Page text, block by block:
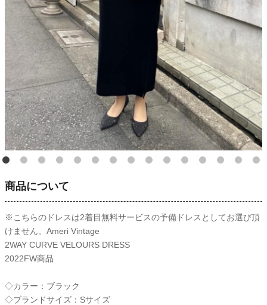
商品について
※こちらのドレスは2着目無料サービスの予備ドレスとしてお選び頂
けません。Ameri Vintage
2WAY CURVE VELOURS DRESS
2022FW商品
◇カラー：ブラック
◇ブランドサイズ：Sサイズ